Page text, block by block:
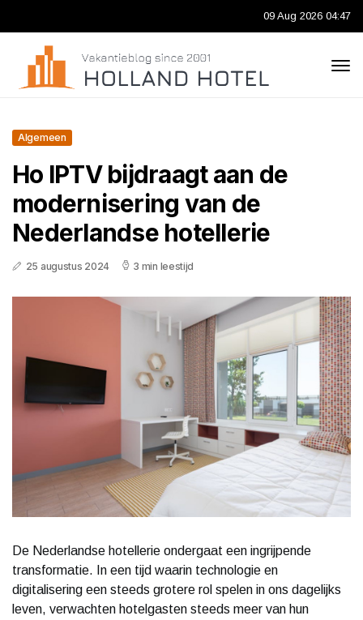
09 Aug 2026 04:47
Algemeen
Ho IPTV bijdraagt aan de
modernisering van de
Nederlandse hotellerie
25 augustus 2024 3 min leestijd
De Nederlandse hotellerie ondergaat een ingrijpende
transformatie. In een tijd waarin technologie en
digitalisering een steeds grotere rol spelen in ons dagelijks
leven, verwachten hotelgasten steeds meer van hun